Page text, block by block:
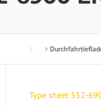
>
Type sheet 552-